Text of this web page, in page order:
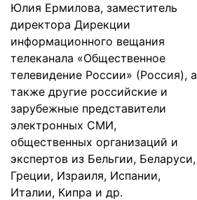
Юлия Ермилова, заместитель
директора Дирекции
информационного вещания
телеканала «Общественное
телевидение России» (Россия), а
также другие российские и
зарубежные представители
электронных СМИ,
общественных организаций и
экспертов из Бельгии, Беларуси,
Греции, Израиля, Испании,
Италии, Кипра и др.